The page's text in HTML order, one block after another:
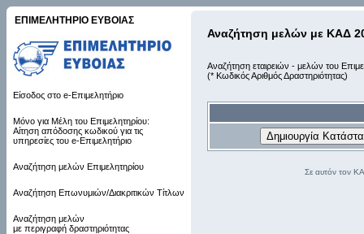
ΕΠΙΜΕΛΗΤΗΡΙΟ ΕΥΒΟΙΑΣ
Είσοδος στο e-Επιμελητήριο
Μόνο για Μέλη του Επιμελητηρίου:
Αίτηση απόδοσης κωδικού για τις
υπηρεσίες του e-Επιμελητήριο
Αναζήτηση μελών Επιμελητηρίου
Αναζήτηση Επωνυμιών/Διακριτικών Τίτλων
Αναζήτηση μελών
με περιγραφή δραστηριότητας
Αναζήτηση μελών με ΚΑΔ
Αναζήτηση εταιρειών - μελών του
(* Κωδικός Αριθμός Δραστηριότητας)
Σε αυτόν τον